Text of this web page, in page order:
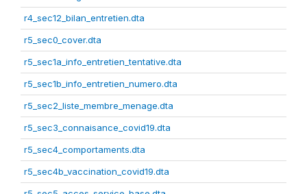
r4_sec12_bilan_entretien.dta
r5_sec0_cover.dta
r5_sec1a_info_entretien_tentative.dta
r5_sec1b_info_entretien_numero.dta
r5_sec2_liste_membre_menage.dta
r5_sec3_connaisance_covid19.dta
r5_sec4_comportaments.dta
r5_sec4b_vaccination_covid19.dta